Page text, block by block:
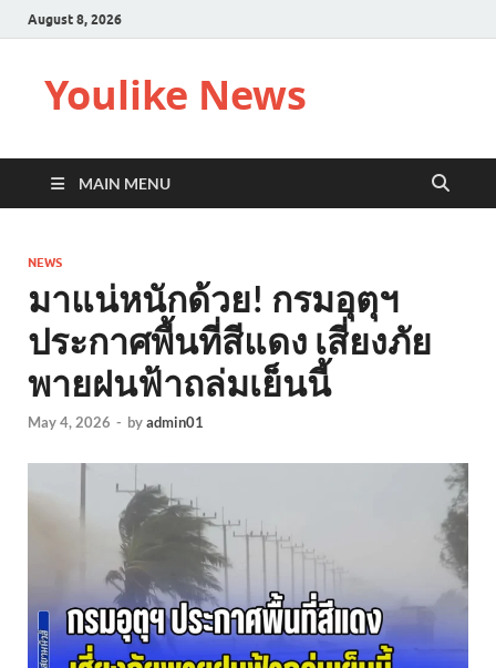
August 8, 2026
Youlike News
MAIN MENU
NEWS
มาแน่หนักด้วย! กรมอุตุฯ
ประกาศพื้นที่สีแดง เสี่ยงภัย
พายฝนฟ้าถล่มเย็นนี้
May 4, 2026 - byadmin01